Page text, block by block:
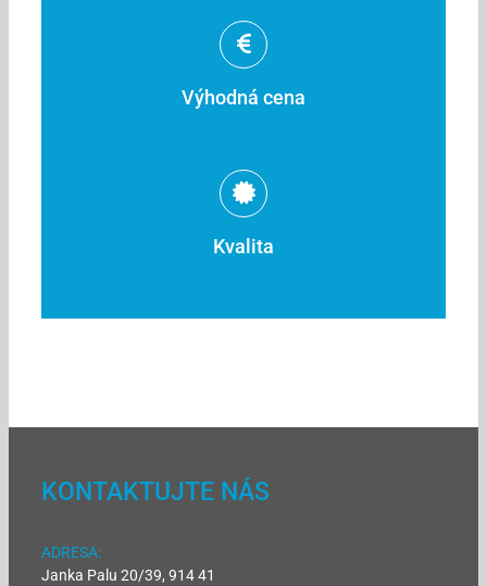
Výhodná cena
Kvalita
KONTAKTUJTE NÁS
ADRESA:
Janka Palu 20/39, 914 41